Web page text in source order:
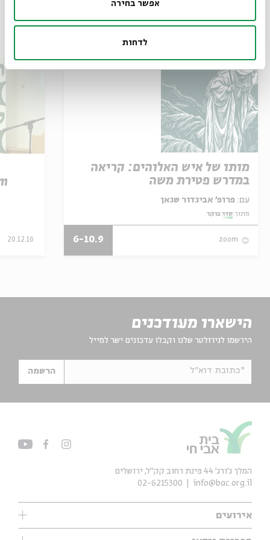
אפשר בחירה
לדחות
עוד בבית אבי חי
מותו של איש האלוהים: קריאה
במדרש פטירת משה
עם:
מתוך:סדר בוקר
zoom
6-10.9
20.12.16
הישארו מעודכנים
הירשמו לניוזלטר שלנו וקבלו עדכונים ישר למייל
*כתובת דוא"ל הרשמה
אירועים
עיון
המלך ג'ורג' 44 פינת רחוב קק״ל, ירושלים
info@bac.org.il
02-6215300